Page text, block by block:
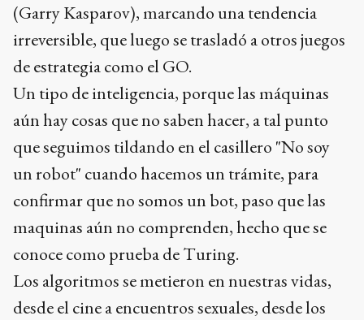
(Garry Kasparov), marcando una tendencia
irreversible, que luego se trasladó a otros juegos
de estrategia como el GO.
Un tipo de inteligencia, porque las máquinas
aún hay cosas que no saben hacer, a tal punto
que seguimos tildando en el casillero "No soy
un robot" cuando hacemos un trámite, para
confirmar que no somos un bot, paso que las
maquinas aún no comprenden, hecho que se
conoce como prueba de Turing.
Los algoritmos se metieron en nuestras vidas,
desde el cine a encuentros sexuales, desde los